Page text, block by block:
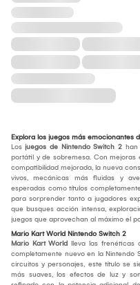
Explora los juegos más emocionantes
Los juegos de Nintendo Switch 2 han
portátil y de sobremesa. Con
compatibilidad mejorada, la nueva
vivos, mecánicas más fluidas y
esperadas como títulos
para sorprender tanto a jugadores
que busques acción intensa,
juegos que aprovechan al máximo el
Mario Kart World Nintendo Switch 2
Mario Kart World lleva las frenéticas
completamente nuevo en la Nintendo
circuitos y personajes, este título se
más suaves, los efectos de luz y